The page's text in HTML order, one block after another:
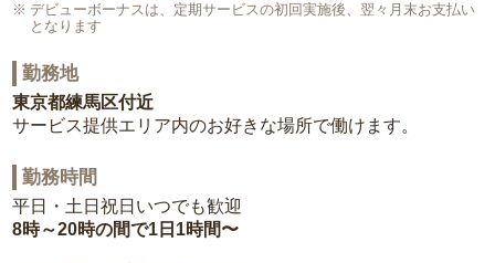
デビューボーナスは、定期サービスの初回実施後、翌々月末お支払い
となります
勤務地
東京都練馬区付近
サービス提供エリア内のお好きな場所で働けます。
勤務時間
平日・土日祝日いつでも歓迎
8時～20時の間で1日1時間〜